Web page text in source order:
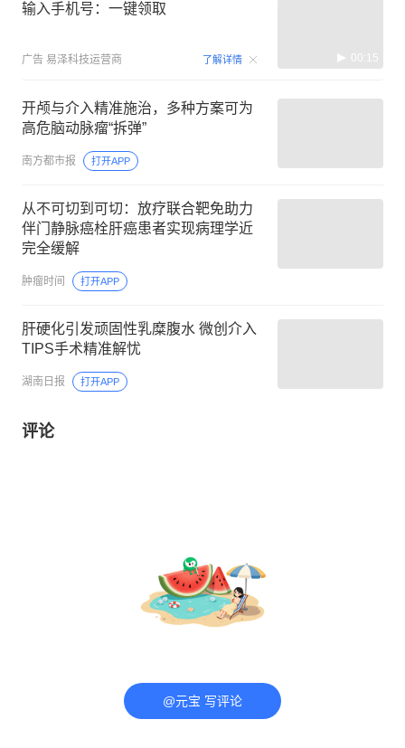
输入手机号：一键领取
广告 易泽科技运营商 了解详情 00:15
开颅与介入精准施治，多种方案可为
高危脑动脉瘤“拆弹”
南方都市报 打开APP
从不可切到可切：放疗联合靶免助力
伴门静脉癌栓肝癌患者实现病理学近
完全缓解
肿瘤时间 打开APP
肝硬化引发顽固性乳糜腹水 微创介入
TIPS手术精准解忧
湖南日报 打开APP
评论
@元宝 写评论